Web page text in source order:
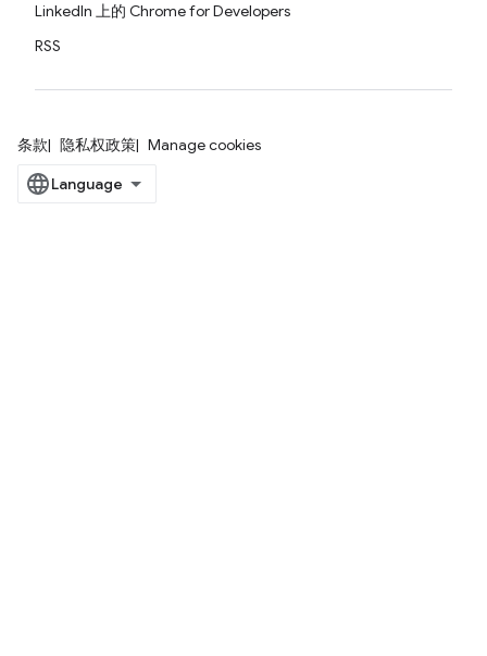
LinkedIn 上的 Chrome for Developers
RSS
条款 隐私权政策 Manage cookies